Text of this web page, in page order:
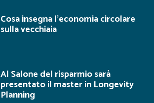
Cosa insegna l’economia circolare
sulla vecchiaia
Al Salone del risparmio sarà
presentato il master in Longevity
Planning